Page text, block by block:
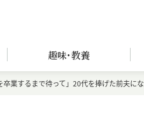
趣味･教養
卒業するまで待って」20代を捧げた前夫に